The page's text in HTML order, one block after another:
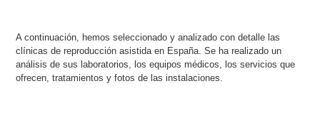
A continuación, hemos seleccionado y analizado con detalle las
clínicas de reproducción asistida en España. Se ha realizado un
análisis de sus laboratorios, los equipos médicos, los servicios que
ofrecen, tratamientos y fotos de las instalaciones.